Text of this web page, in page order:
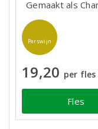
Gemaakt als
Perswijn
19,20 per fles
Fles